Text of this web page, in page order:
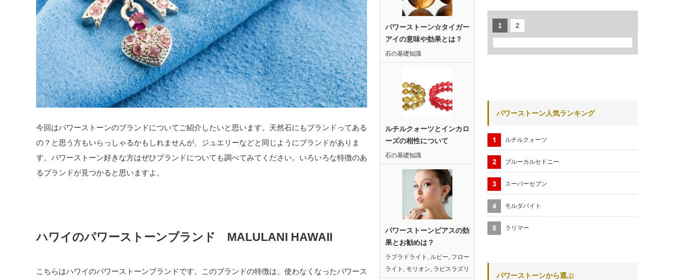
今回はパワーストーンのブランドについてご紹介したいと思います。天然石にもブランドってある
の？と思う方もいらっしゃるかもしれませんが、ジュエリーなどと同じようにブランドがありま
す。パワーストーン好きな方はぜひブランドについても調べてみてください。いろいろな特徴のあ
るブランドが見つかると思いますよ。
ハワイのパワーストーンブランド MALULANI HAWAII
こちらはハワイのパワーストーンブランドです。このブランドの特徴は、使わなくなったパワース
パワーストーン☆タイガー
アイの意味や効果とは？
石の基礎知識
ルチルクォーツとインカロ
ーズの相性について
石の基礎知識
パワーストーンピアスの効
果とお勧めは？
ラブラドライト , ルビー, フロー
ライト , モリオン, ラピスラズリ
1 2
パワーストーン人気ランキング
ルチルクォーツ
ブルーカルセドニー
スーパーセブン
モルダバイト
ラリマー
パワーストーンから選ぶ